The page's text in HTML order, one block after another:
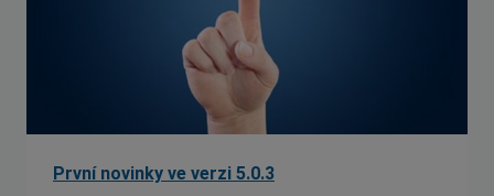
První novinky ve verzi 5.0.3